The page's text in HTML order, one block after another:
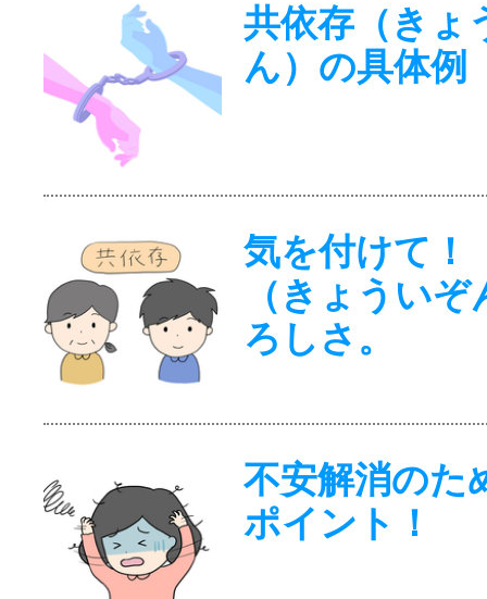
共依存（きょ
ん）の具体例
気を付けて！
（きょうい
ろしさ。
不安解消のた
ポイント！